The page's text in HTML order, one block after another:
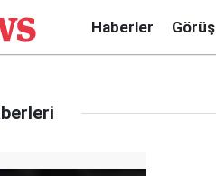
Haberler Görüş